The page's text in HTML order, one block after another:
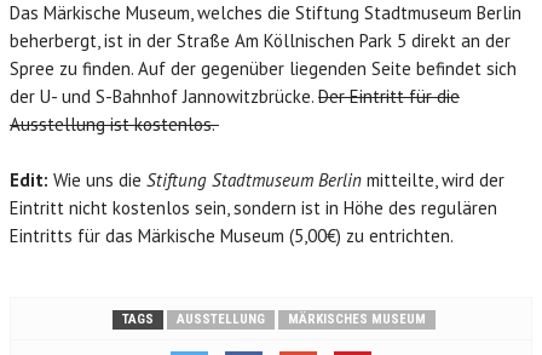
Das Märkische Museum, welches die Stiftung Stadtmuseum Berlin
beherbergt, ist in der Straße Am Köllnischen Park 5 direkt an der
Spree zu finden. Auf der gegenüber liegenden Seite befindet sich
der U- und S-Bahnhof Jannowitzbrücke. Der Eintritt für die
Ausstellung ist kostenlos.
Edit: Wie uns die Stiftung Stadtmuseum Berlin mitteilte, wird der
Eintritt nicht kostenlos sein, sondern ist in Höhe des regulären
Eintritts für das Märkische Museum (5,00€) zu entrichten.
TAGS AUSSTELLUNG MÄRKISCHES MUSEUM